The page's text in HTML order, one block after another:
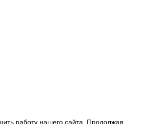
работу нашего сайта. Продолжая